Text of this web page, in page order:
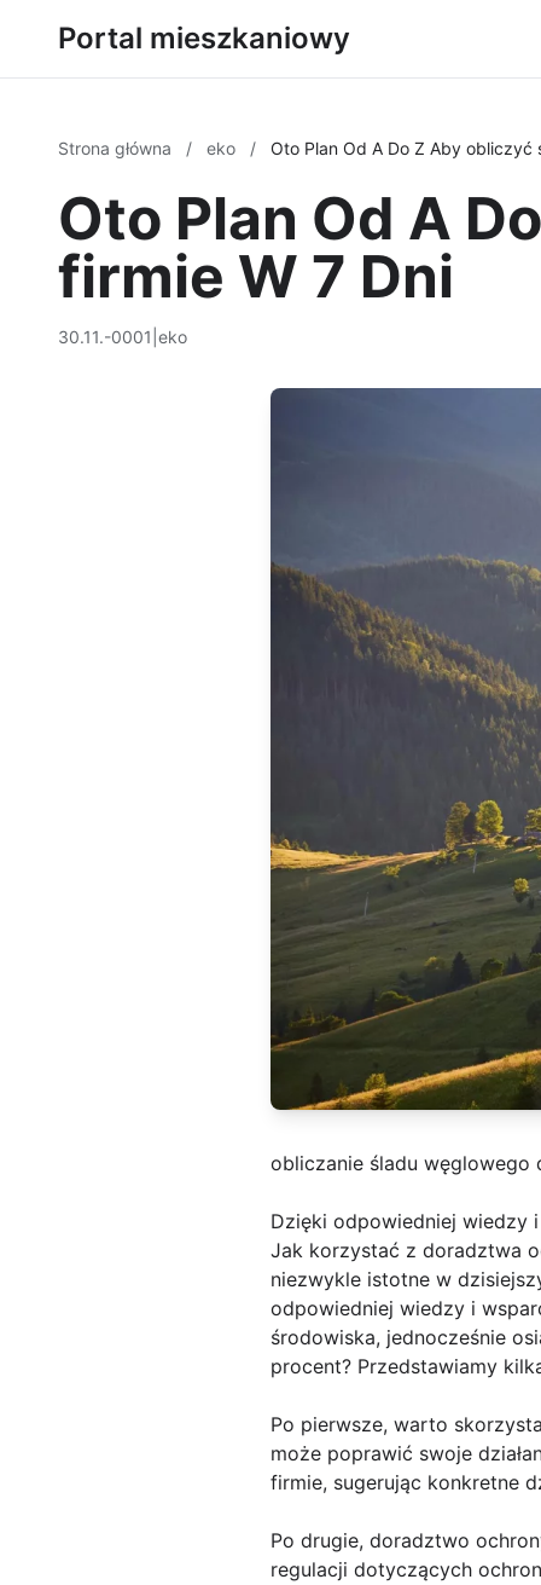
Portal mieszkaniowy
Strona główna / eko / Oto Plan Od A Do Z Aby obliczyć
Oto Plan Od A
firmie W 7 Dni
30.11.-0001 eko
obliczanie śladu węglowego
Dzięki odpowiedniej wiedzy
Jak korzystać z doradztwa
niezwykle istotne w
odpowiedniej wiedzy i
środowiska, jednocześnie
procent? Przedstawiamy
Po pierwsze, warto
może poprawić swoje
firmie, sugerując konkretne
Po drugie, doradztwo
regulacji dotyczących